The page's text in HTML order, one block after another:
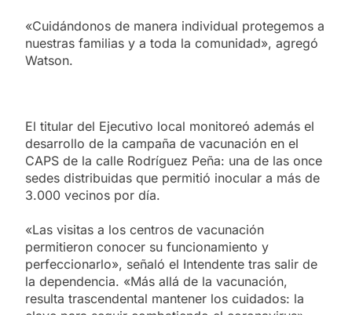
«Cuidándonos de manera individual protegemos a
nuestras familias y a toda la comunidad», agregó
Watson.
El titular del Ejecutivo local monitoreó además el
desarrollo de la campaña de vacunación en el
CAPS de la calle Rodríguez Peña: una de las once
sedes distribuidas que permitió inocular a más de
3.000 vecinos por día.
«Las visitas a los centros de vacunación
permitieron conocer su funcionamiento y
perfeccionarlo», señaló el Intendente tras salir de
la dependencia. «Más allá de la vacunación,
resulta trascendental mantener los cuidados: la